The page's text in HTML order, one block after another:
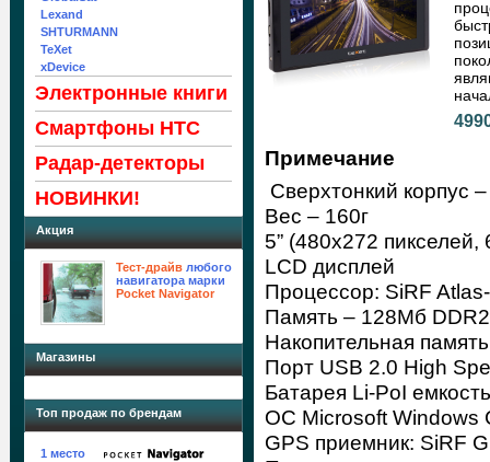
Примечание
Сверхтонкий корпус
Вес – 160г
5” (480х272
LCD дисплей
Процессор: SiRF
Память – 128Мб
Накопительная
Порт USB 2.0 High
Батарея Li-PoI
OC Microsoft Windows
GPS приемник: SiRF
Lexand
SHTURMANN
TeXet
xDevice
Электронные книги
Cмартфоны HTC
Радар-детекторы
НОВИНКИ!
Акция
Тест-драйв любого
навигатора марки
Pocket Navigator
Магазины
Топ продаж по брендам
1 место